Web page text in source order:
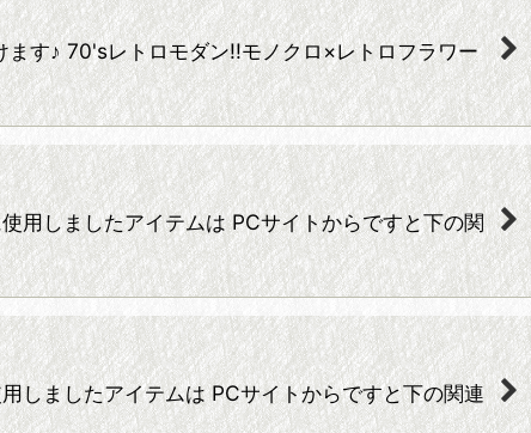
♪ 70'sレトロモダン!!モノクロ×レトロフラワー
しましたアイテムは PCサイトからですと下の関
ましたアイテムは PCサイトからですと下の関連